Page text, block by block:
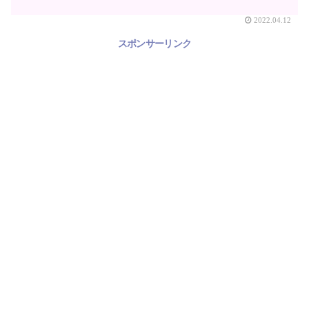
2022.04.12
スポンサーリンク